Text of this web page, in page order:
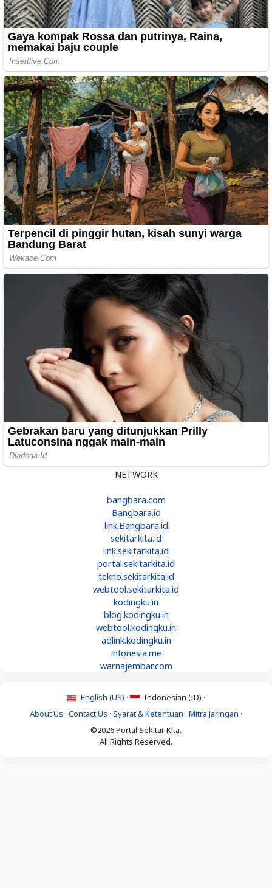
NETWORK
bangbara.com
Bangbara.id
link.Bangbara.id
sekitarkita.id
link.sekitarkita.id
portal.sekitarkita.id
tekno.sekitarkita.id
webtool.sekitarkita.id
kodingku.in
blog.kodingku.in
webtool.kodingku.in
adlink.kodingku.in
infonesia.me
warnajembar.com
English (US) ·
Indonesian (ID) ·
About Us · Contact Us · Syarat & Ketentuan · Mitra Jaringan ·
©2026 Portal Sekitar Kita.
All Rights Reserved.